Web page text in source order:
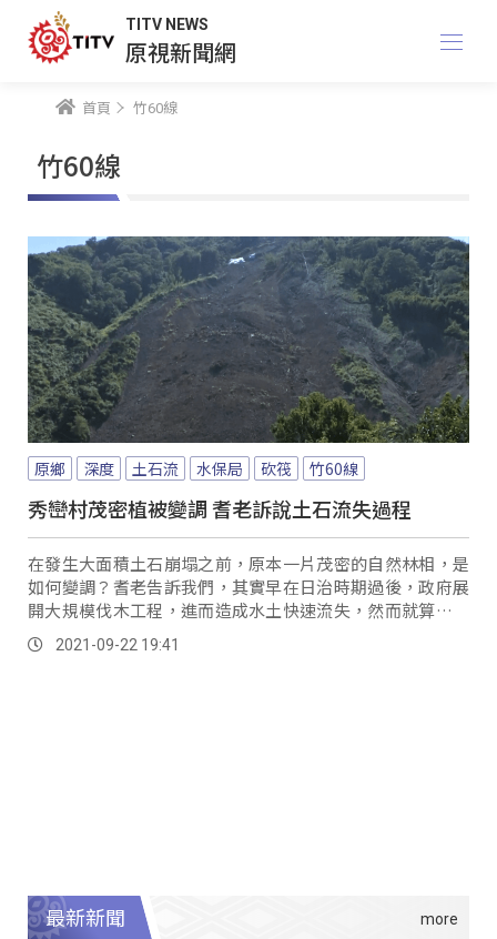
TITV NEWS
原視新聞網
首頁 竹60線
竹60線
原鄉 深度 土石流 水保局 砍筏 竹60線
秀巒村茂密植被變調 耆老訴說土石流失過程
在發生大面積土石崩塌之前，原本一片茂密的自然林相，是
如何變調？耆老告訴我們，其實早在日治時期過後，政府展
開大規模伐木工程，進而造成水土快速流失，然而就算水保
局多年來積極復育植被，但仍碰上不少難題 秀巒村居民江瑞
堂指出，「現在你看那個果園，已經垮了一半那邊，所以這
2021-09-22 19:41
最新新聞